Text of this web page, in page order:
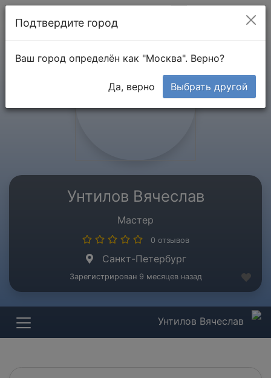
Унтилов Вячеслав
Мастер
0 отзывов
Санкт-Петербург
Зарегистрирован 9 месяцев назад
Унтилов Вячеслав
Подтвердите город
Ваш город определён как "Москва". Верно?
Да, верно Выбрать другой